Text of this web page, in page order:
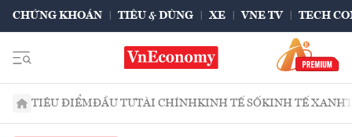
CHỨNG KHOÁN TIÊU & DÙNG XE VNE TV TECH
TIÊU ĐIỂMĐẦU TƯTÀI CHÍNHKINH TẾ SỐKINH TẾ XANH